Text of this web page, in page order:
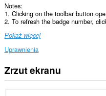
Notes:
1. Clicking on the toolbar button
2. To refresh the badge number,
Pokaż więcej
Uprawnienia
To
rozszerzenie
Zrzut ekranu